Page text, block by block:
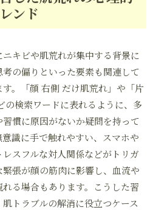
ンド
キビや肌荒れが集中する背景に
の偏りといった要素も関連して
。「顔 右側 だけ肌荒れ」や「片
の検索ワードに表れるように、多
慣に原因がないか疑問を持って
識に手で触れやすい、スマホや
スフルな対人関係などがトリガ
張が顔の筋肉に影響し、血流や
る場合もあります。こうした習
トラブルの解消に役立つケース